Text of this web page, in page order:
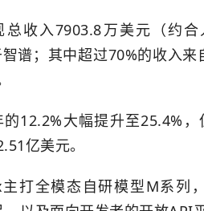
收入7903.8万美元（约
谱；其中超过70%的收入
12.2%大幅提升至25.4%
亿美元。
打全模态自研模型M系列